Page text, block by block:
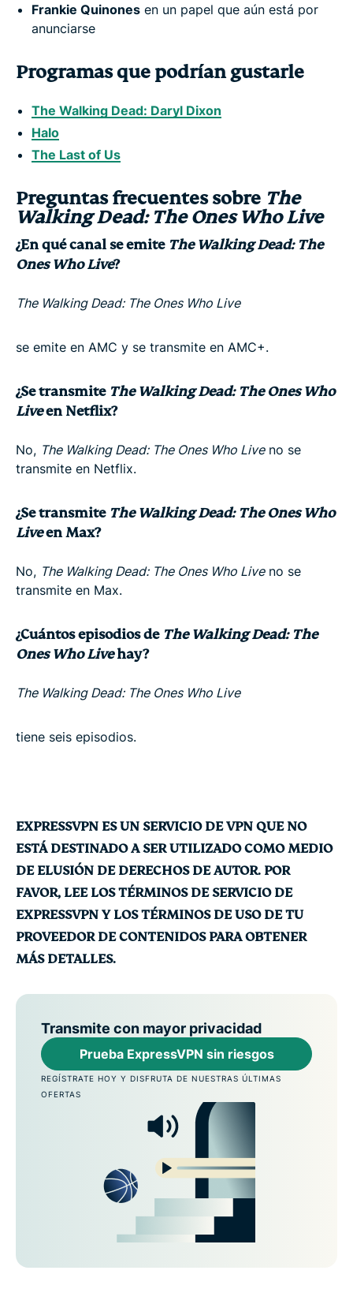
Frankie Quinones en un papel que aún está por
anunciarse
Programas que podrían gustarle
The Walking Dead: Daryl Dixon
Halo
The Last of Us
Preguntas frecuentes sobre The
Walking Dead: The Ones Who Live
¿En qué canal se emiteThe Walking Dead: The
Ones Who Live?
The Walking Dead: The Ones Who Live
se emite en AMC y se transmite en AMC+.
¿Se transmite The Walking Dead: The Ones Who
Liveen Netflix?
No, The Walking Dead: The Ones Who Liveno se
transmite en Netflix.
¿Se transmite The Walking Dead: The Ones Who
Liveen Max?
No, The Walking Dead: The Ones Who Liveno se
transmite en Max.
¿Cuántos episodios de The Walking Dead: The
Ones Who Livehay?
The Walking Dead: The Ones Who Live
tiene seis episodios.
EXPRESSVPN ES UN SERVICIO DE VPN QUE NO
ESTÁ DESTINADO A SER UTILIZADO COMO MEDIO
DE ELUSIÓN DE DERECHOS DE AUTOR. POR
FAVOR, LEE LOS TÉRMINOS DE SERVICIO DE
EXPRESSVPN Y LOS TÉRMINOS DE USO DE TU
PROVEEDOR DE CONTENIDOS PARA OBTENER
MÁS DETALLES.
Transmite con mayor privacidad
Prueba ExpressVPN sin riesgos
REGÍSTRATE HOY Y DISFRUTA DE NUESTRAS ÚLTIMAS
OFERTAS